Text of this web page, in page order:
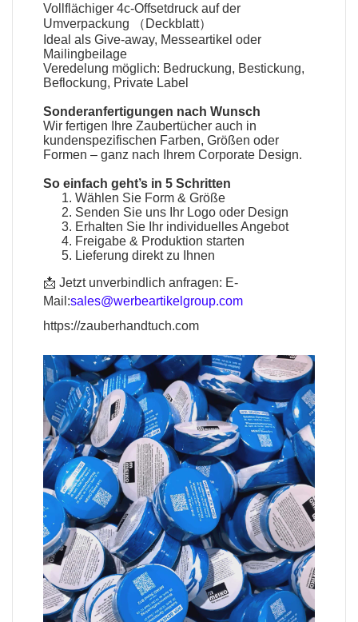
Vollflächiger 4c-Offsetdruck auf der
Umverpackung （Deckblatt）
Ideal als Give-away, Messeartikel oder
Mailingbeilage
Veredelung möglich: Bedruckung, Bestickung,
Beflockung, Private Label
Sonderanfertigungen nach Wunsch
Wir fertigen IhreZaubertücher auch in
kundenspezifischen Farben, Größen oder
Formen – ganz nach Ihrem Corporate Design.
So einfach geht’s in 5 Schritten
Wählen Sie Form & Größe
Senden Sie uns Ihr Logo oder Design
Erhalten Sie Ihr individuelles Angebot
Freigabe & Produktion starten
Lieferung direkt zu Ihnen
📩 Jetzt unverbindlich anfragen: E-
Mail:sales@werbeartikelgroup.com
https://zauberhandtuch.com